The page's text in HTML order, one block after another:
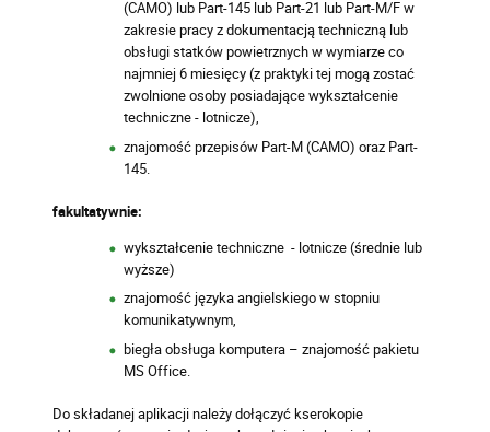
(CAMO) lub Part-145 lub Part-21 lub Part-M/F w
zakresie pracy z dokumentacją techniczną lub
obsługi statków powietrznych w wymiarze co
najmniej 6 miesięcy (z praktyki tej mogą zostać
zwolnione osoby posiadające wykształcenie
techniczne - lotnicze),
znajomość przepisów Part-M (CAMO) oraz Part-
145.
fakultatywnie:
wykształcenie techniczne - lotnicze (średnie lub
wyższe)
znajomość języka angielskiego w stopniu
komunikatywnym,
biegła obsługa komputera – znajomość pakietu
MS Office.
Do składanej aplikacji należy dołączyć kserokopie